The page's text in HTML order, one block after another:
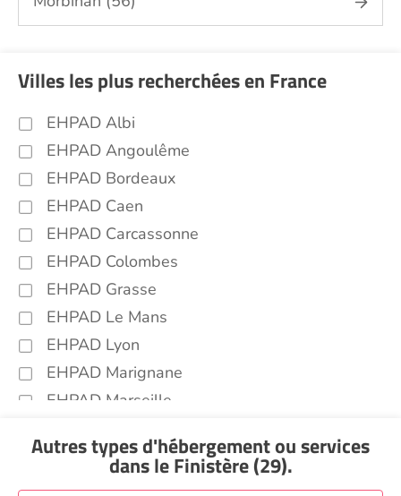
Villes les plus recherchées en France
EHPAD Albi
EHPAD Angoulême
EHPAD Bordeaux
EHPAD Caen
EHPAD Carcassonne
EHPAD Colombes
EHPAD Grasse
EHPAD Le Mans
EHPAD Lyon
EHPAD Marignane
EHPAD Marseille
EHPAD Nantes
Autres types d'hébergement ou services
dans le Finistère (29).